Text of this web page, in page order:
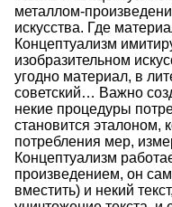
металлом-
искусства. Где
Концептуализм
изобразительном
угодно материал, в
советский… Важно
некие процедуры
становится эталоном,
потребления мер,
Концептуализм
произведением, он
вместить) и некий